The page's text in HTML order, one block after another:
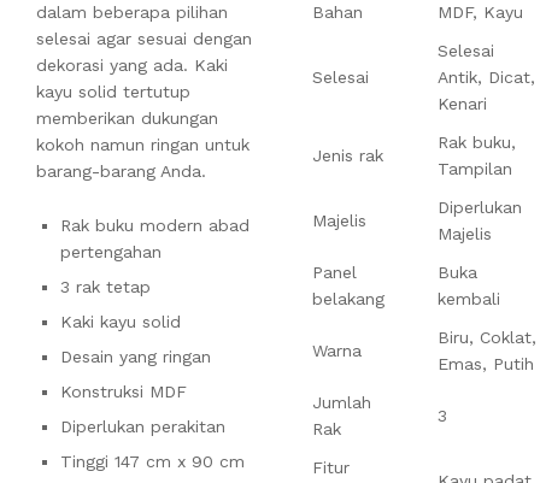
dalam beberapa pilihan
selesai agar sesuai dengan
dekorasi yang ada. Kaki
kayu solid tertutup
memberikan dukungan
kokoh namun ringan untuk
barang-barang Anda.
Rak buku modern abad
pertengahan
3 rak tetap
Kaki kayu solid
Desain yang ringan
Konstruksi MDF
Diperlukan perakitan
Tinggi 147 cm x 90 cm
Bahan
MDF, Kayu
Selesai
Selesai
Antik, Dicat,
Kenari
Jenis rak
Rak buku,
Tampilan
Majelis
Diperlukan
Majelis
Panel
belakang
Buka
kembali
Warna
Biru, Coklat,
Emas, Putih
Jumlah
Rak
3
Fitur